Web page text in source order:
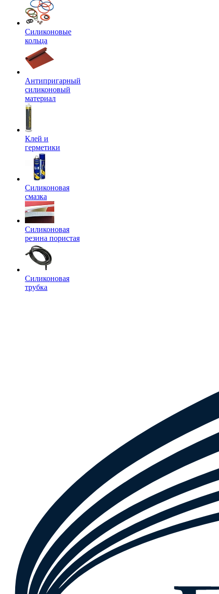
Силиконовые
кольца
Антипригарный
силиконовый
материал
Клей и
герметики
Силиконовая
смазка
Силиконовая
резина пористая
Силиконовая
трубка